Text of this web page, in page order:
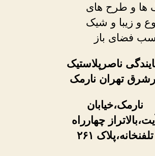
ها و طرح های
و زیبا و شیک
فضای باز
ناصرپلاستیک
تهران نارمک
نارمک،خیابان
چهارراه
تلفنخانه،پلاک ۲۶۱